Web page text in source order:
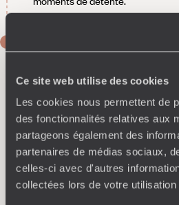
Ce site web utilise des cookies
Les cookies nous permettent de
des fonctionnalités relatives aux
partageons également des
partenaires de médias sociaux,
celles-ci avec d'autres
collectées lors de votre
Nizwa - Mascate
A voir, à faire -Avant de
manquez pas de faire un
les villages de Bahla, son souk
fort particulièrement
les vestiges de la vieille ville,
musée Bait Al Safah, ; ou encore
l'impressionnante palmeraie
hésiter à s'aventurer, une